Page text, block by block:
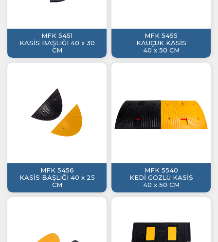
MFK 5451
KASİS BAŞLIĞI 40 x 30
CM
MFK 5455
KAUÇUK KASİS
40 x 50 CM
MFK 5456
KASİS BAŞLIĞI 40 x 25
CM
MFK 5540
KEDİ GÖZLÜ KASİS
40 x 50 CM